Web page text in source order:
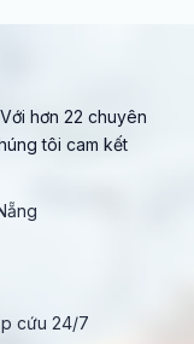
hơn 22 chuyên
tôi cam kết
cứu 24/7